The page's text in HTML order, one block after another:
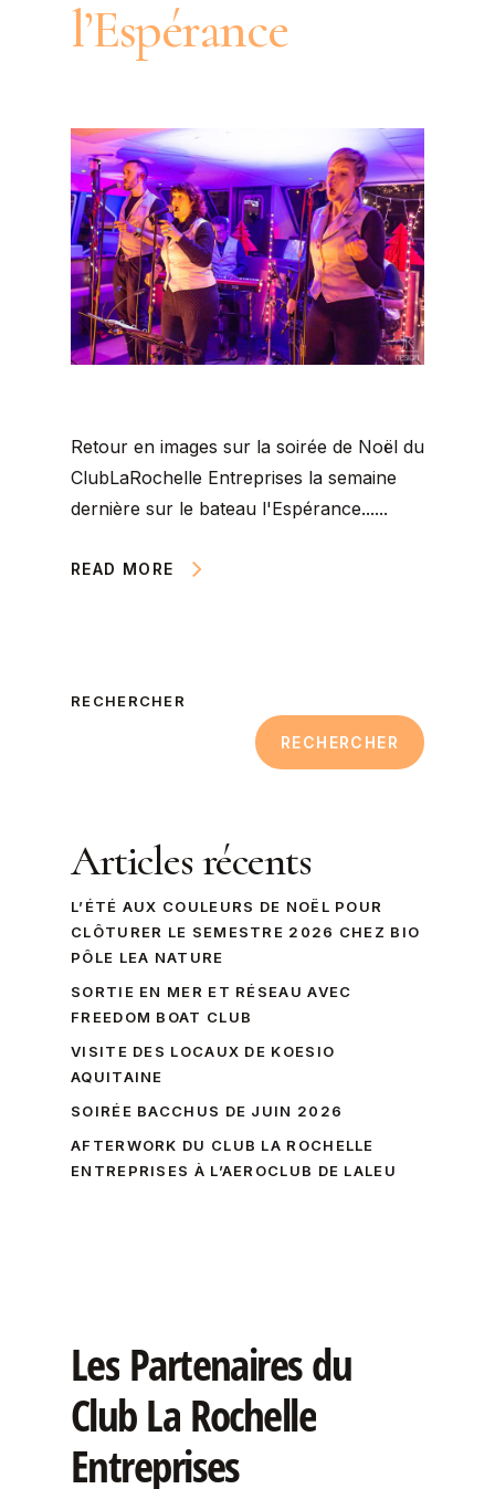
l’Espérance
Retour en images sur la soirée de Noël du
ClubLaRochelle Entreprises la semaine
dernière sur le bateau l'Espérance......
READ MORE
RECHERCHER
RECHERCHER
Articles récents
L’ÉTÉ AUX COULEURS DE NOËL POUR
CLÔTURER LE SEMESTRE 2026 CHEZ BIO
PÔLE LEA NATURE
SORTIE EN MER ET RÉSEAU AVEC
FREEDOM BOAT CLUB
VISITE DES LOCAUX DE KOESIO
AQUITAINE
SOIRÉE BACCHUS DE JUIN 2026
AFTERWORK DU CLUB LA ROCHELLE
ENTREPRISES À L’AEROCLUB DE LALEU
Les Partenairesdu
ClubLa Rochelle
Entreprises